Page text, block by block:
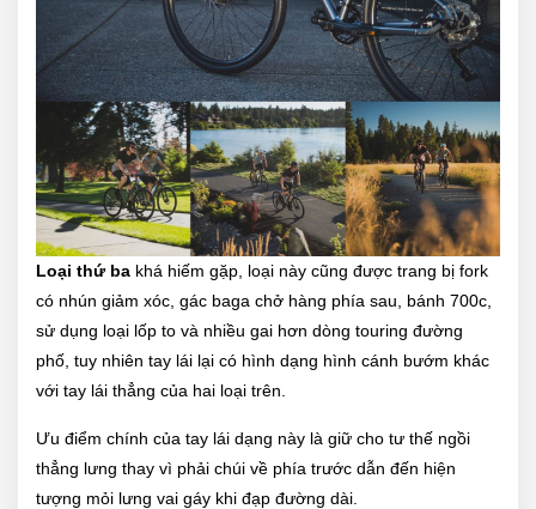
Loại thứ ba khá hiếm gặp, loại này cũng được trang bị fork
có nhún giảm xóc, gác baga chở hàng phía sau, bánh 700c,
sử dụng loại lốp to và nhiều gai hơn dòng touring đường
phố, tuy nhiên tay lái lại có hình dạng hình cánh bướm khác
với tay lái thẳng của hai loại trên.
Ưu điểm chính của tay lái dạng này là giữ cho tư thế ngồi
thẳng lưng thay vì phải chúi về phía trước dẫn đến hiện
tượng mỏi lưng vai gáy khi đạp đường dài.